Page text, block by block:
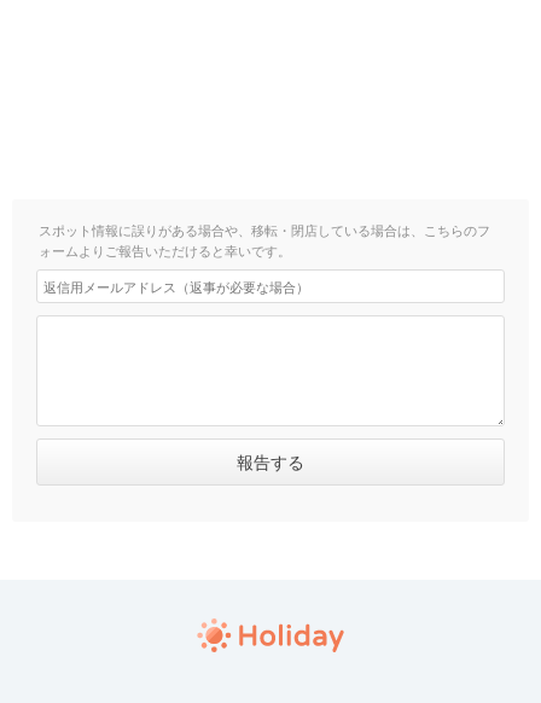
スポット情報に誤りがある場合や、移転・閉店している場合は、こちらのフ
ォームよりご報告いただけると幸いです。